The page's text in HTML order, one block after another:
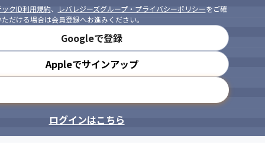
ックID利用規約、 レバレジーズグループ・プライバシーポリシーをご確
だける場合は会員登録へお進みください。
Googleで登録
Appleでサインアップ
ログインはこちら